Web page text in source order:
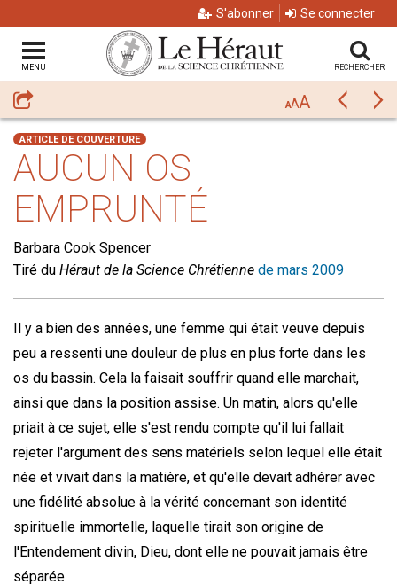
S'abonner Se connecter
MENU RECHERCHER
Partager AAA
ARTICLE DE COUVERTURE
AUCUN OS
EMPRUNTÉ
Barbara Cook Spencer
Tiré du Héraut de la Science Chrétienne de mars 2009
Il y a bien des années, une femme qui était veuve depuis
peu a ressenti une douleur de plus en plus forte dans les
os du bassin. Cela la faisait souffrir quand elle marchait,
ainsi que dans la position assise. Un matin, alors qu'elle
priait à ce sujet, elle s'est rendu compte qu'il lui fallait
rejeter l'argument des sens matériels selon lequel elle était
née et vivait dans la matière, et qu'elle devait adhérer avec
une fidélité absolue à la vérité concernant son identité
spirituelle immortelle, laquelle tirait son origine de
l'Entendement divin, Dieu, dont elle ne pouvait jamais être
séparée.